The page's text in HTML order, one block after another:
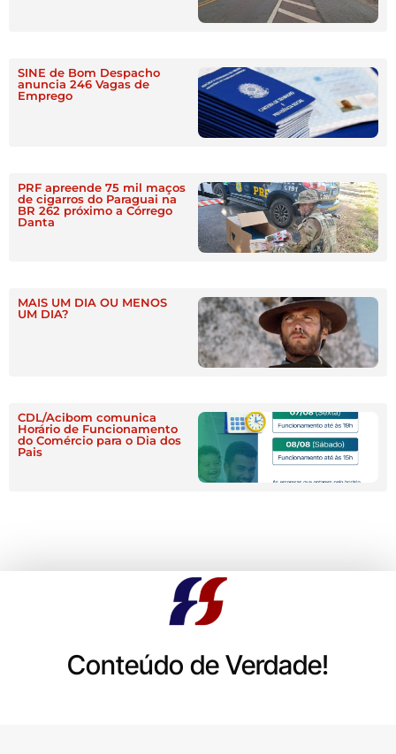
SINE de Bom Despacho
anuncia 246 Vagas de
Emprego
PRF apreende 75 mil maços
de cigarros do Paraguai na
BR 262 próximo a Córrego
Danta
MAIS UM DIA OU MENOS
UM DIA?
CDL/Acibom comunica
Horário de Funcionamento
do Comércio para o Dia dos
Pais
Conteúdo de Verdade!